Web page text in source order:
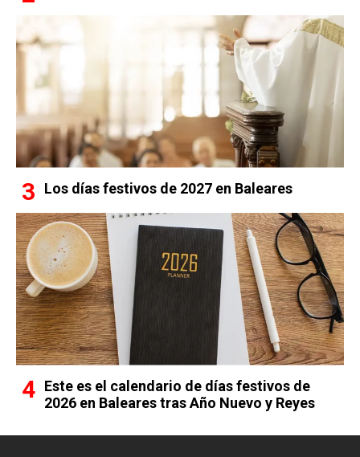
Los días festivos de 2027 en Baleares
Este es el calendario de días festivos de
2026 en Baleares tras Año Nuevo y Reyes